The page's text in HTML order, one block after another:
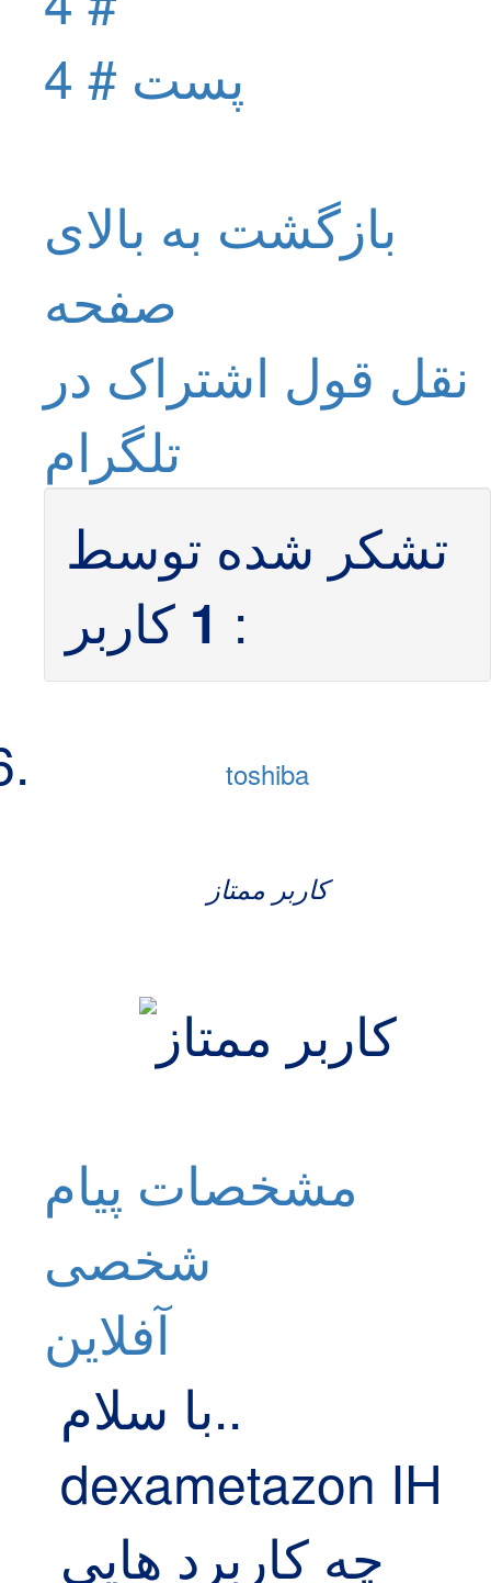
پست # 4
بازگشت به بالای
صفحه
نقل قول اشتراک در
تلگرام
تشکر شده توسط
:
1 کاربر
toshiba
کاربر ممتاز
مشخصات پیام
شخصی
آفلاين
با سلام..
dexametazon IH
چه کاربرد هایی